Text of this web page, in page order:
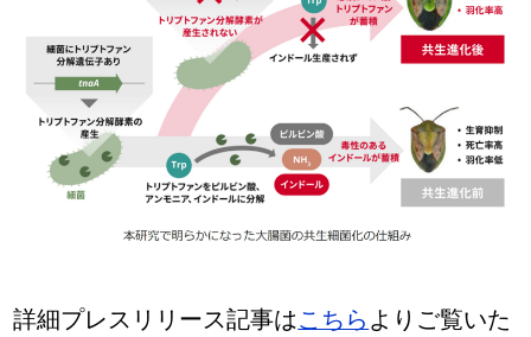
詳細プレスリリース記事はこちら よりご覧いた